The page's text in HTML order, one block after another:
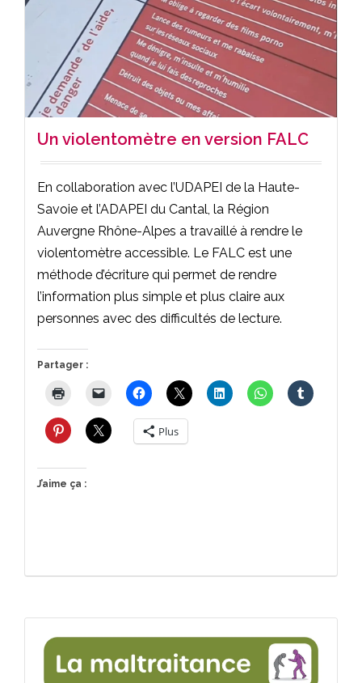
Un violentomètre en version FALC
En collaboration avec l’UDAPEI de la Haute-
Savoie et l’ADAPEI du Cantal, la Région
Auvergne Rhône-Alpes a travaillé à rendre le
violentomètre accessible. Le FALC est une
méthode d’écriture qui permet de rendre
l’information plus simple et plus claire aux
personnes avec des difficultés de lecture.
Partager :
Plus
J’aime ça :